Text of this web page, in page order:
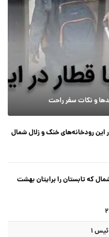
و نکات سفر راحت
این رودخانه‌های خنک و زلال شمال
که تابستان را برایتان بهشت